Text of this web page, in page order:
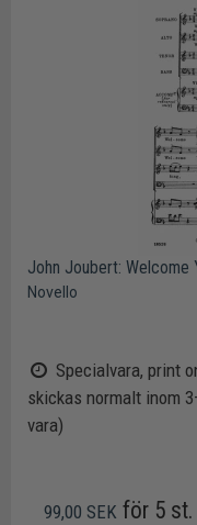
John Joubert: Welcome
Novello
Specialvara, print
skickas normalt inom
vara)
99,00 SEK för 5 st.